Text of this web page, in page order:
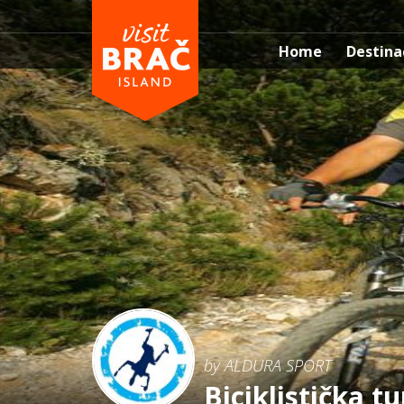
Home
by ALDURA SPORT
Biciklistička